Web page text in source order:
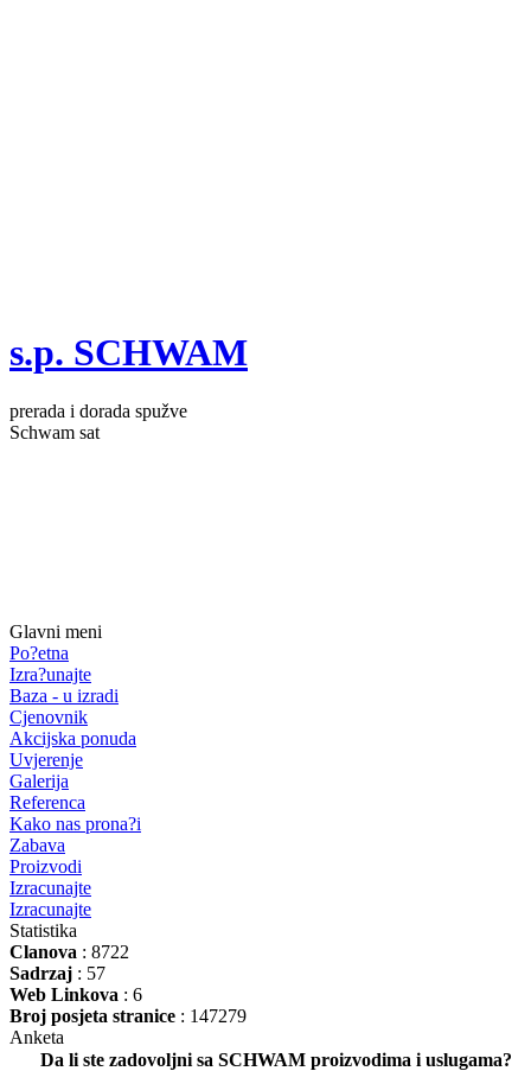
s.p. SCHWAM
prerada i dorada spužve
Schwam sat
Glavni meni
Po?etna
Izra?unajte
Baza - u izradi
Cjenovnik
Akcijska ponuda
Uvjerenje
Galerija
Referenca
Kako nas prona?i
Zabava
Proizvodi
Izracunajte
Izracunajte
Statistika
Clanova : 8722
Sadrzaj : 57
Web Linkova : 6
Broj posjeta stranice : 147279
Anketa
Da li ste zadovoljni sa SCHWAM proizvodima i uslugama?